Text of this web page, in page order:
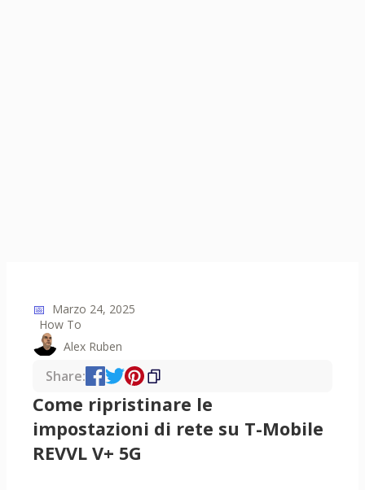
📅 Marzo 24, 2025
How To
Alex Ruben
Share:
Come ripristinare le
impostazioni di rete su T-Mobile
REVVL V+ 5G